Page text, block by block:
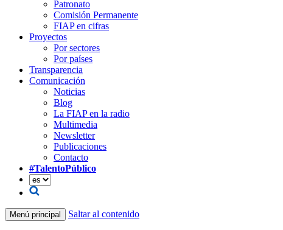
Patronato
Comisión Permanente
FIAP en cifras
Proyectos
Por sectores
Por países
Transparencia
Comunicación
Noticias
Blog
La FIAP en la radio
Multimedia
Newsletter
Publicaciones
Contacto
#TalentoPúblico
Menú principal Saltar al contenido